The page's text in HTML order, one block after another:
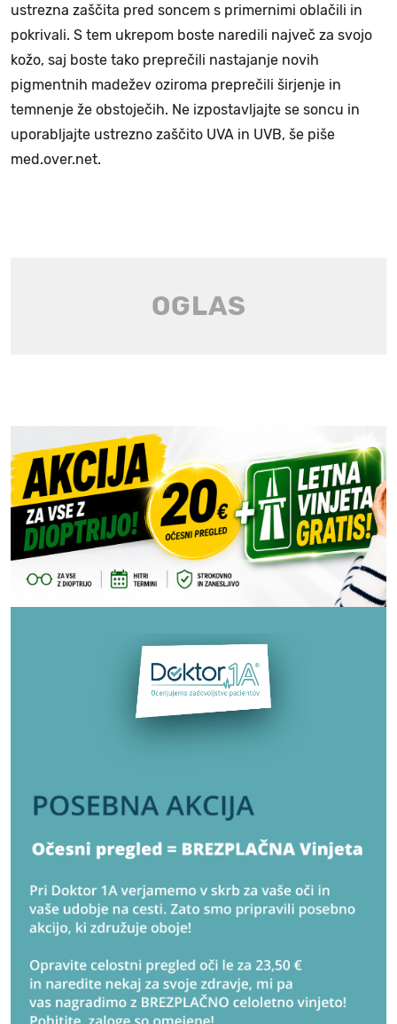
ustrezna zaščita pred soncem s primernimi oblačili in
pokrivali. S tem ukrepom boste naredili največ za svojo
kožo, saj boste tako preprečili nastajanje novih
pigmentnih madežev oziroma preprečili širjenje in
temnenje že obstoječih. Ne izpostavljajte se soncu in
uporabljajte ustrezno zaščito UVA in UVB, še piše
med.over.net.